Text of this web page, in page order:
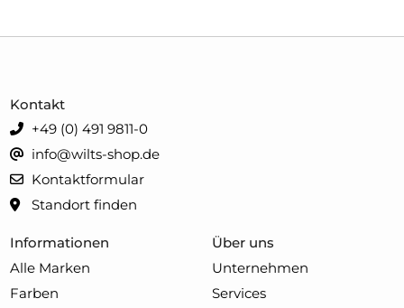
Informationen
Alle Marken
Farben
Über uns
Unternehmen
Services
Kontakt
+49 (0) 491 9811-0
info@wilts-shop.de
Kontaktformular
Standort finden